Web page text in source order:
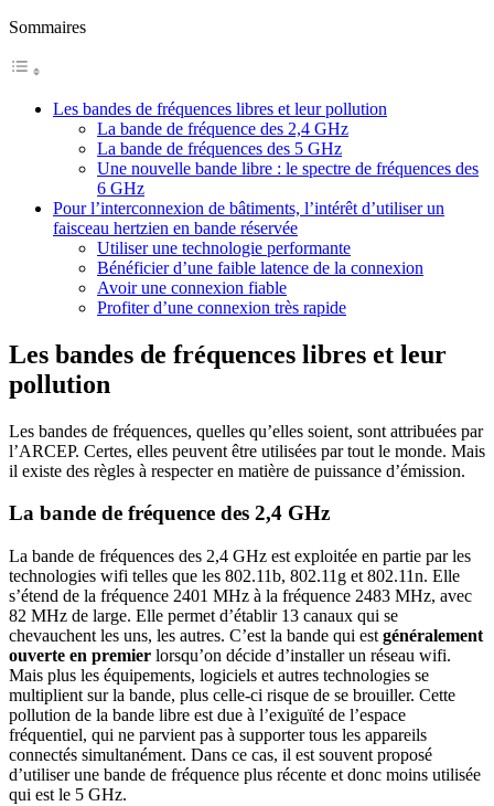
Sommaires
Les bandes de fréquences libres et leur pollution
La bande de fréquence des 2,4 GHz
La bande de fréquences des 5 GHz
Une nouvelle bande libre : le spectre de fréquences des
6 GHz
Pour l’interconnexion de bâtiments, l’intérêt d’utiliser un
faisceau hertzien en bande réservée
Utiliser une technologie performante
Bénéficier d’une faible latence de la connexion
Avoir une connexion fiable
Profiter d’une connexion très rapide
Les bandes de fréquences libres et leur
pollution
Les bandes de fréquences, quelles qu’elles soient, sont attribuées par
l’ARCEP. Certes, elles peuvent être utilisées par tout le monde. Mais
il existe des règles à respecter en matière de puissance d’émission.
La bande de fréquence des 2,4 GHz
La bande de fréquences des 2,4 GHz est exploitée en partie par les
technologies wifi telles que les 802.11b, 802.11g et 802.11n. Elle
s’étend de la fréquence 2401 MHz à la fréquence 2483 MHz, avec
82 MHz de large. Elle permet d’établir 13 canaux qui se
chevauchent les uns, les autres. C’est la bande qui est généralement
ouverte en premier lorsqu’on décide d’installer un réseau wifi.
Mais plus les équipements, logiciels et autres technologies se
multiplient sur la bande, plus celle-ci risque de se brouiller. Cette
pollution de la bande libre est due à l’exiguïté de l’espace
fréquentiel, qui ne parvient pas à supporter tous les appareils
connectés simultanément. Dans ce cas, il est souvent proposé
d’utiliser une bande de fréquence plus récente et donc moins utilisée
qui est le 5 GHz.